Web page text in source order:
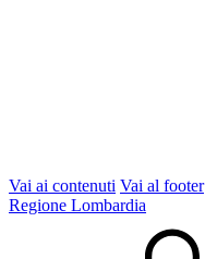
Vai ai contenuti Vai al footer
Regione Lombardia